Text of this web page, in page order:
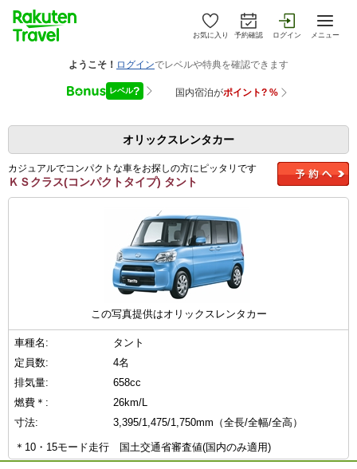
お気に入り 予約確認 ログイン メニュー
オリックスレンタカー
カジュアルでコンパクトな車をお探しの方にピッタリです
ＫＳクラス(コンパクトタイプ) タント
この写真提供はオリックスレンタカー
車種名:
タント
定員数:
4名
排気量:
658cc
燃費＊:
26km/L
寸法:
3,395/1,475/1,750mm（全長/全幅/全高）
＊10・15モード走行 国土交通省審査値(国内のみ適用)